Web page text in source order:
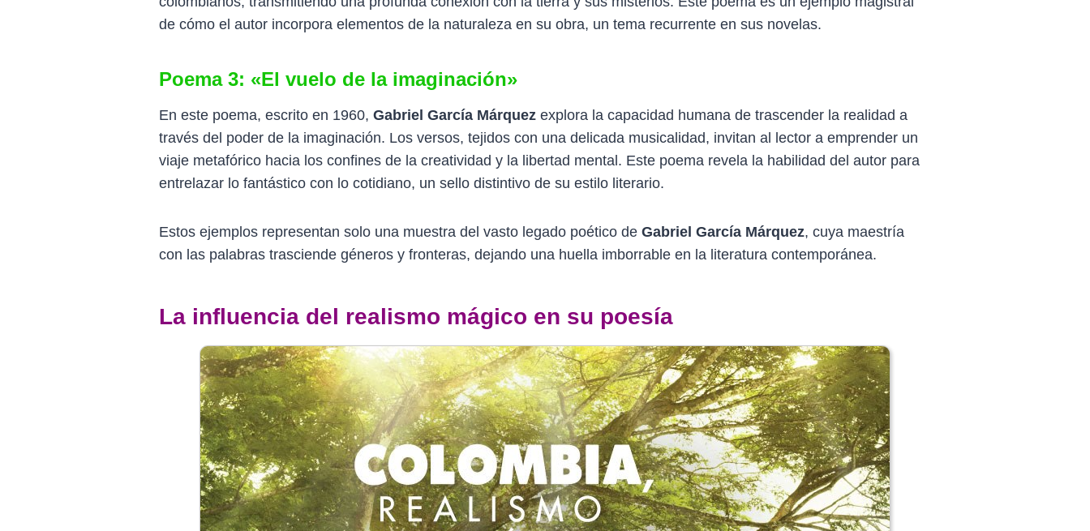
de cómo el autor incorpora elementos de la naturaleza en su obra, un tema recurrente en sus novelas.
Poema 3: «El vuelo de la imaginación»
En este poema, escrito en 1960, Gabriel García Márquez explora la capacidad humana de trascender la realidad a
través del poder de la imaginación. Los versos, tejidos con una delicada musicalidad, invitan al lector a emprender un
viaje metafórico hacia los confines de la creatividad y la libertad mental. Este poema revela la habilidad del autor para
entrelazar lo fantástico con lo cotidiano, un sello distintivo de su estilo literario.
Estos ejemplos representan solo una muestra del vasto legado poético de Gabriel García Márquez, cuya maestría
con las palabras trasciende géneros y fronteras, dejando una huella imborrable en la literatura contemporánea.
La influencia del realismo mágico en su poesía